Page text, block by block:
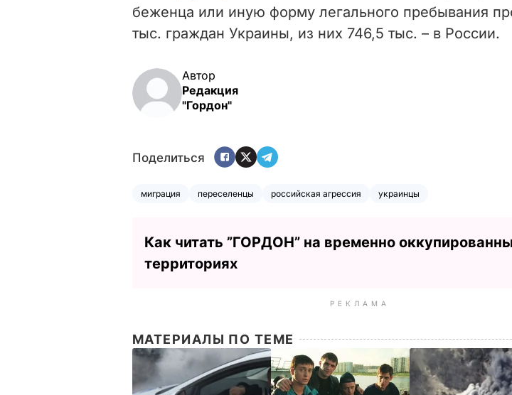
беженца или иную форму легального пребывания
тыс. граждан Украины, из них 746,5 тыс. – в России.
Автор
Редакция
"Гордон"
Поделиться
миграция переселенцы российская агрессия украинцы
Как читать ”ГОРДОН” на временно
территориях
РЕКЛАМА
МАТЕРИАЛЫ ПО ТЕМЕ